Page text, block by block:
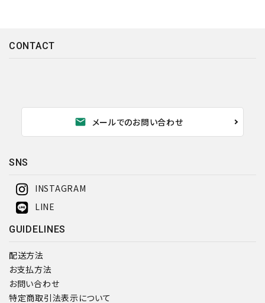
CONTACT
mail メールでのお問い合わせ
SNS
INSTAGRAM
LINE
GUIDELINES
配送方法
お支払方法
お問い合わせ
特定商取引法表示について